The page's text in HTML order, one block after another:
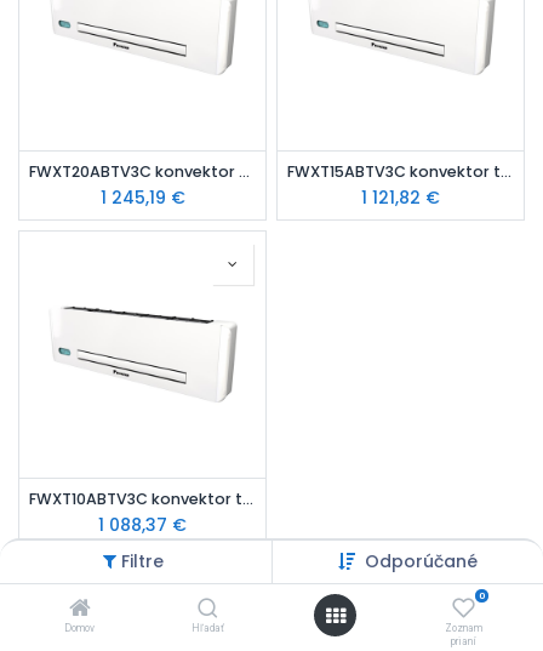
Filtre Odporúčané
Domov Hľadať
0
Zoznam
prianí
FWXT20ABTV3C konvektor tepelné čerpadla s výkonom 1,19 kW, pripojenie vpravo, s IR ovládačom
1 245,19 €
FWXT15ABTV3C konvektor tepelné čerpadla s výkonom 1,02 kW, pripojenie vpravo, s IR ovládačom
1 121,82 €
FWXT10ABTV3C konvektor tepelné čerpadla s výkonom 0,79 kW, pripojenie vpravo, s IR ovládačom
1 088,37 €